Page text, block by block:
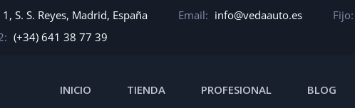
S. S. Reyes, Madrid, España Email: info@vedaauto.es Fijo:
(+34) 641 38 77 39
INICIO TIENDA PROFESIONAL BLOG